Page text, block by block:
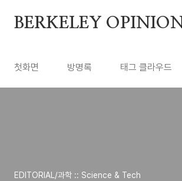
BERKELEY OPINION
첫화면 방명록 태그 클라우드
EDITORIAL/과학 :: Science & Tech